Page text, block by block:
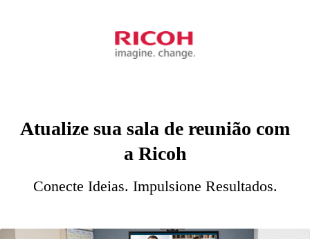
Atualize sua sala de reunião com
a Ricoh
Conecte Ideias. Impulsione Resultados.